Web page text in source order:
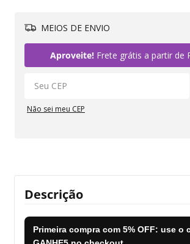
MEIOS DE ENVIO
Aproveite!Frete grátis a partir de
Não sei meu CEP
Descrição
Primeira compra com 5% OFF: use o